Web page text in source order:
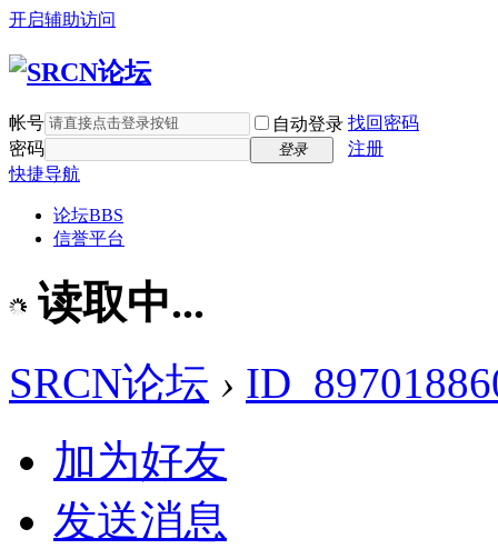
开启辅助访问
帐号 自动登录 找回密码
密码
登录
注册
快捷导航
论坛BBS
信誉平台
读取中...
SRCN论坛 ›
加为好友
发送消息